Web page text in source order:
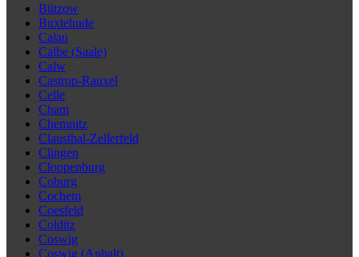
Bützow
Buxtehude
Calau
Calbe (Saale)
Calw
Castrop-Rauxel
Celle
Cham
Chemnitz
Clausthal-Zellerfeld
Clingen
Cloppenburg
Coburg
Cochem
Coesfeld
Colditz
Coswig
Coswig (Anhalt)